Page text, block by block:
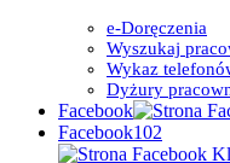
e-Doręczenia
Wyszukaj
Wykaz
Dyżury
Facebook
Facebook102